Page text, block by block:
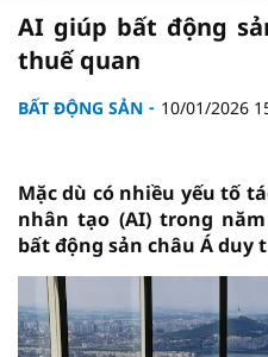
AI giúp bất động
thuế quan
BẤT ĐỘNG SẢN 10/01/2026
Mặc dù có nhiều yếu tố
nhân tạo (AI) trong
bất động sản châu Á